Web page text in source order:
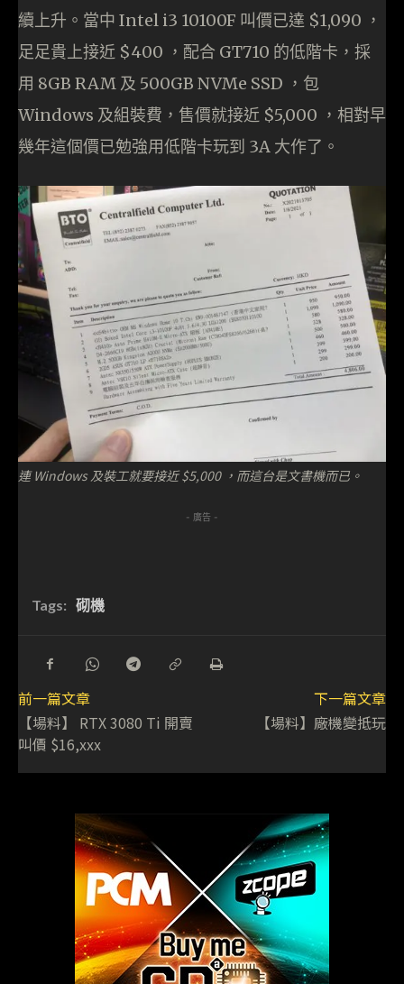
續上升。當中 Intel i3 10100F 叫價已達 $1,090 ，
足足貴上接近 $400 ，配合 GT710 的低階卡，採
用 8GB RAM 及 500GB NVMe SSD ，包
Windows 及組裝費，售價就接近 $5,000 ，相對早
幾年這個價已勉強用低階卡玩到 3A 大作了。
連 Windows 及裝工就要接近 $5,000 ，而這台是文書機而已。
- 廣告 -
Tags: 砌機
前一篇文章
【場料】 RTX 3080 Ti 開賣
叫價 $16,xxx
下一篇文章
【場料】廠機變抵玩